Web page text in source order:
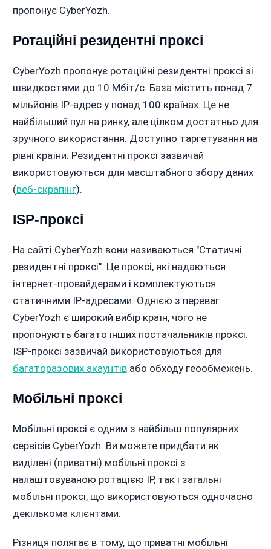
пропонує CyberYozh.
Ротаційні резидентні проксі
CyberYozh пропонує ротаційні резидентні проксі зі
швидкостями до 10 Мбіт/с. База містить понад 7
мільйонів IP-адрес у понад 100 країнах. Це не
найбільший пул на ринку, але цілком достатньо для
зручного використання. Доступно таргетування на
рівні країни. Резидентні проксі зазвичай
використовуються для масштабного збору даних
(веб-скрапінг).
ISP-проксі
На сайті CyberYozh вони називаються "Статичні
резидентні проксі". Це проксі, які надаються
інтернет-провайдерами і комплектуються
статичними IP-адресами. Однією з переваг
CyberYozh є широкий вибір країн, чого не
пропонують багато інших постачальників проксі.
ISP-проксі зазвичай використовуються для
багаторазових акаунтівабо обходу геообмежень.
Мобільні проксі
Мобільні проксі є одним з найбільш популярних
сервісів CyberYozh. Ви можете придбати як
виділені (приватні) мобільні проксі з
налаштовуваною ротацією IP, так і загальні
мобільні проксі, що використовуються одночасно
декількома клієнтами.
Різниця полягає в тому, що приватні мобільні